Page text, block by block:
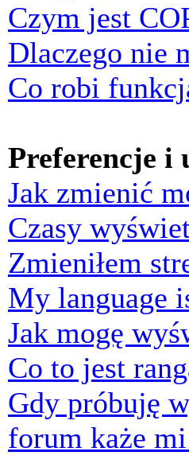
Czym jest
Dlaczego nie
Co robi
Preferencje i
Jak zmienić
Czasy
Zmieniłem
My language
Jak mogę
Co to jest
Gdy próbuję
forum każe